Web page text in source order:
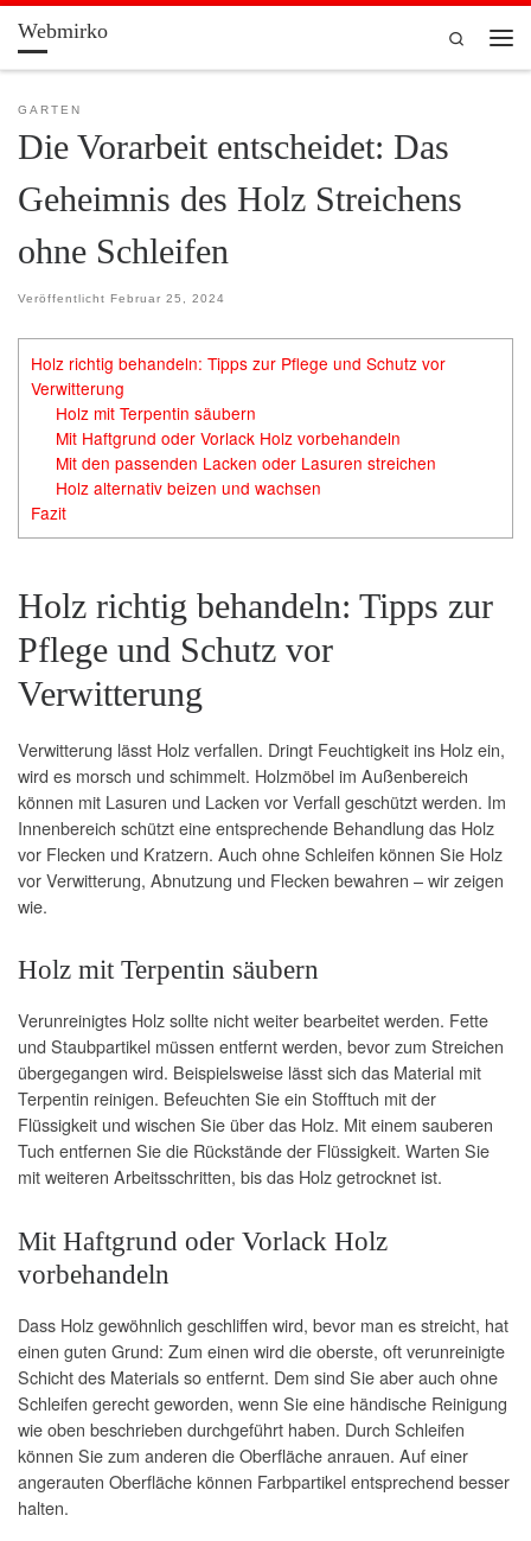
Zum Inhalt springen
Webmirko
Search
GARTEN
Die Vorarbeit entscheidet: Das
Geheimnis des Holz Streichens
ohne Schleifen
Veröffentlicht Februar 25, 2024
Holz richtig behandeln: Tipps zur Pflege und Schutz vor
Verwitterung
Holz mit Terpentin säubern
Mit Haftgrund oder Vorlack Holz vorbehandeln
Mit den passenden Lacken oder Lasuren streichen
Holz alternativ beizen und wachsen
Fazit
Holz richtig behandeln: Tipps zur
Pflege und Schutz vor
Verwitterung
Verwitterung lässt Holz verfallen. Dringt Feuchtigkeit ins Holz ein,
wird es morsch und schimmelt. Holzmöbel im Außenbereich
können mit Lasuren und Lacken vor Verfall geschützt werden. Im
Innenbereich schützt eine entsprechende Behandlung das Holz
vor Flecken und Kratzern. Auch ohne Schleifen können Sie Holz
vor Verwitterung, Abnutzung und Flecken bewahren – wir zeigen
wie.
Holz mit Terpentin säubern
Verunreinigtes Holz sollte nicht weiter bearbeitet werden. Fette
und Staubpartikel müssen entfernt werden, bevor zum Streichen
übergegangen wird. Beispielsweise lässt sich das Material mit
Terpentin reinigen. Befeuchten Sie ein Stofftuch mit der
Flüssigkeit und wischen Sie über das Holz. Mit einem sauberen
Tuch entfernen Sie die Rückstände der Flüssigkeit. Warten Sie
mit weiteren Arbeitsschritten, bis das Holz getrocknet ist.
Mit Haftgrund oder Vorlack Holz
vorbehandeln
Dass Holz gewöhnlich geschliffen wird, bevor man es streicht, hat
einen guten Grund: Zum einen wird die oberste, oft verunreinigte
Schicht des Materials so entfernt. Dem sind Sie aber auch ohne
Schleifen gerecht geworden, wenn Sie eine händische Reinigung
wie oben beschrieben durchgeführt haben. Durch Schleifen
können Sie zum anderen die Oberfläche anrauen. Auf einer
angerauten Oberfläche können Farbpartikel entsprechend besser
halten.